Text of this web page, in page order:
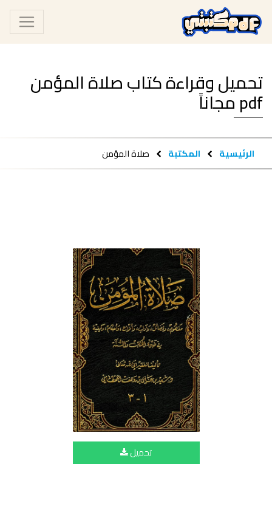
تحميل وقراءة كتاب صلاة المؤمن
pdf مجاناً
الرئيسية المكتبة صلاة المؤمن
تحميل